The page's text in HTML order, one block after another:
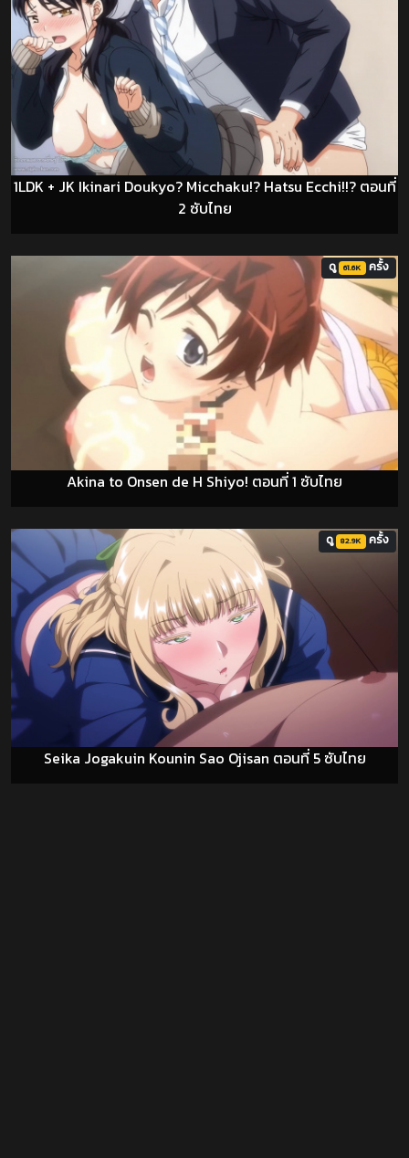
1LDK + JK Ikinari Doukyo? Micchaku!? Hatsu Ecchi!!? ตอนที่
2 ซับไทย
Akina to Onsen de H Shiyo! ตอนที่ 1 ซับไทย
ดู 61.6K ครั้ง
Seika Jogakuin Kounin Sao Ojisan ตอนที่ 5 ซับไทย
ดู 82.9K ครั้ง